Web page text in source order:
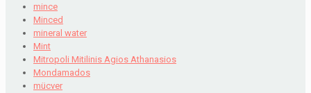
mince
Minced
mineral water
Mint
Mitropoli Mitilinis Agios Athanasios
Mondamados
mücver